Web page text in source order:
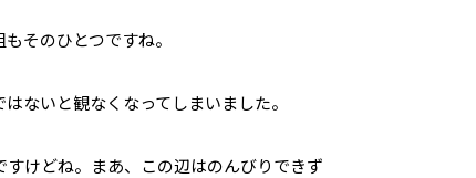
そのひとつですね。
ないと観なくなってしまいました。
けどね。まあ、この辺はのんびりできず